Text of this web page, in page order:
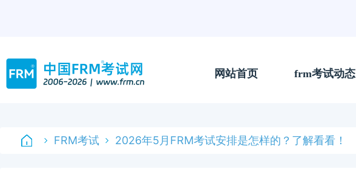
网站首页 frm考试动态
FRM考试 2026年5月FRM考试安排是怎样的？了解看看！